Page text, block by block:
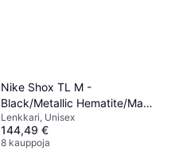
Nike Shox TL M -
Black/Metallic Hematite/Max
Orange
Lenkkari, Unisex
144,49 €
8 kauppoja